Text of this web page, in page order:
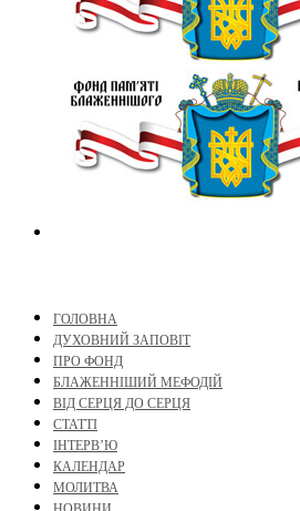
ГОЛОВНА
ДУХОВНИЙ ЗАПОВІТ
ПРО ФОНД
БЛАЖЕННІШИЙ МЕФОДІЙ
ВІД СЕРЦЯ ДО СЕРЦЯ
СТАТТІ
ІНТЕРВ’Ю
КАЛЕНДАР
МОЛИТВА